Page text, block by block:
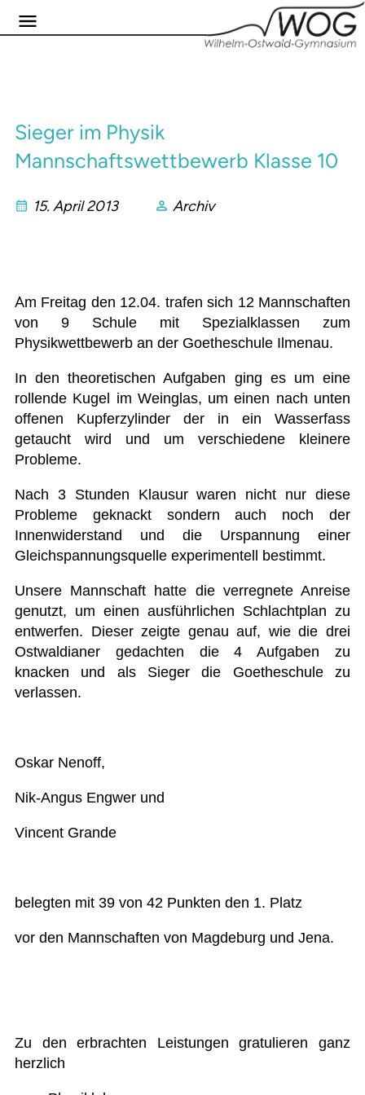
Sieger im Physik
Mannschaftswettbewerb Klasse 10
15. April 2013 Archiv
Am Freitag den 12.04. trafen sich 12 Mannschaften
von 9 Schule mit Spezialklassen zum
Physikwettbewerb an der Goetheschule Ilmenau.
In den theoretischen Aufgaben ging es um eine
rollende Kugel im Weinglas, um einen nach unten
offenen Kupferzylinder der in ein Wasserfass
getaucht wird und um verschiedene kleinere
Probleme.
Nach 3 Stunden Klausur waren nicht nur diese
Probleme geknackt sondern auch noch der
Innenwiderstand und die Urspannung einer
Gleichspannungsquelle experimentell bestimmt.
Unsere Mannschaft hatte die verregnete Anreise
genutzt, um einen ausführlichen Schlachtplan zu
entwerfen. Dieser zeigte genau auf, wie die drei
Ostwaldianer gedachten die 4 Aufgaben zu
knacken und als Sieger die Goetheschule zu
verlassen.
Oskar Nenoff,
Nik-Angus Engwer und
Vincent Grande
belegten mit 39 von 42 Punkten den 1. Platz
vor den Mannschaften von Magdeburg und Jena.
Zu den erbrachten Leistungen gratulieren ganz
herzlich